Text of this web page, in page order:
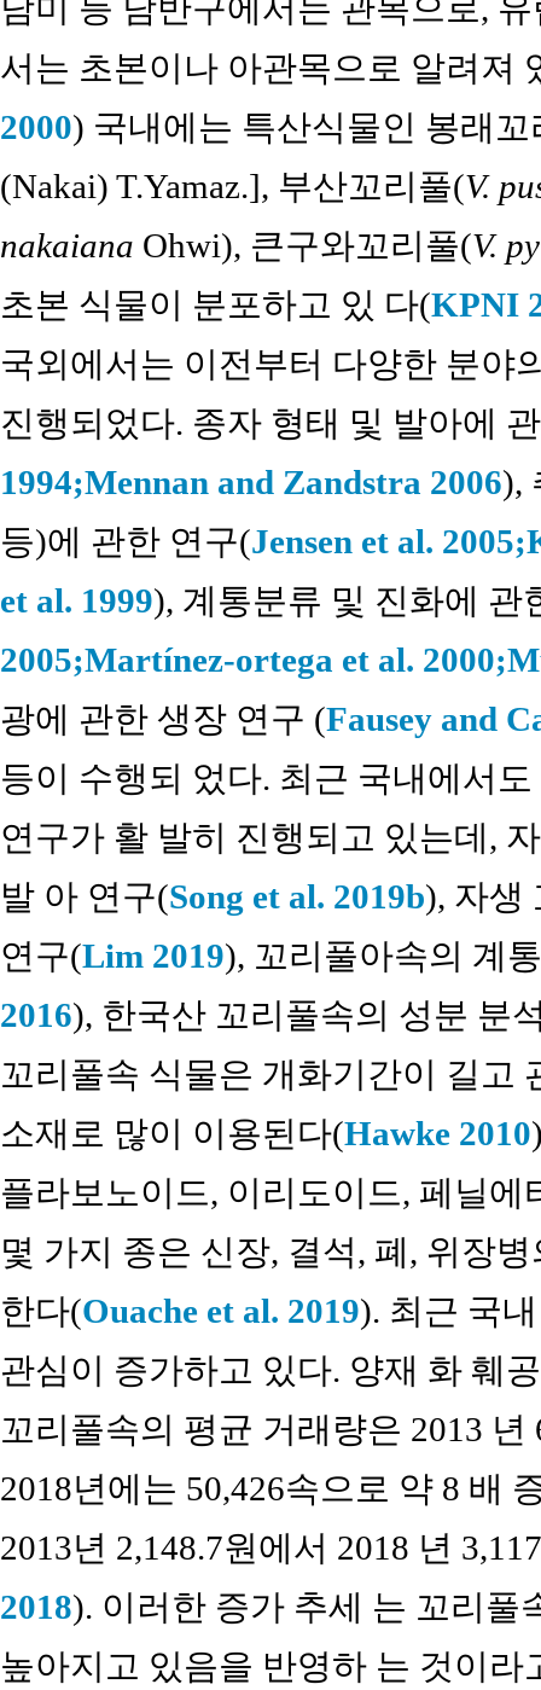
남미 등 남반구에서는 관목으로,
서는 초본이나 아관목으로 알려져
2000) 국내에는 특산식물인 봉래
(Nakai) T.Yamaz.], 부산꼬리풀(V.
nakaiana Ohwi), 큰구와꼬리풀(V.
초본 식물이 분포하고 있 다(KPNI
국외에서는 이전부터 다양한 분야
진행되었다. 종자 형태 및 발아에
1994;Mennan and Zandstra 2006),
등)에 관한 연구(Jensen et al. 2005;
et al. 1999), 계통분류 및 진화에 관
2005;Martínez-ortega et al. 2000;
광에 관한 생장 연구 (Fausey and
등이 수행되 었다. 최근 국내에서
연구가 활 발히 진행되고 있는데,
발 아 연구(Song et al. 2019b), 자생
연구(Lim 2019), 꼬리풀아속의 계
2016), 한국산 꼬리풀속의 성분 분
꼬리풀속 식물은 개화기간이 길고
소재로 많이 이용된다(Hawke 2010
플라보노이드, 이리도이드, 페닐
몇 가지 종은 신장, 결석, 폐, 위장
한다(Ouache et al. 2019). 최근 국
관심이 증가하고 있다. 양재 화 훼
꼬리풀속의 평균 거래량은 2013
2018년에는 50,426속으로 약 8 배
2013년 2,148.7원에서 2018 년
2018). 이러한 증가 추세 는 꼬리풀
높아지고 있음을 반영하 는 것이라